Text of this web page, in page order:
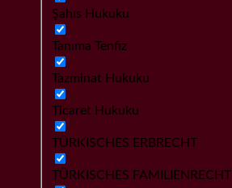
Şahıs Hukuku
Tanıma Tenfiz
Tazminat Hukuku
Ticaret Hukuku
TÜRKISCHES ERBRECHT
TÜRKISCHES FAMILIENRECHT